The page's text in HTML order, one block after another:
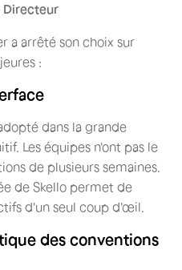
Directeur
a arrêté son choix sur
:
dans la grande
Les équipes n'ont pas le
de plusieurs semaines.
de Skello permet de
d'un seul coup d'œil.
des conventions